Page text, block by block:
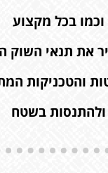
וכמו בכל מקצוע
את תנאי השוק
והטכניקות
ולהתנסות בשטח